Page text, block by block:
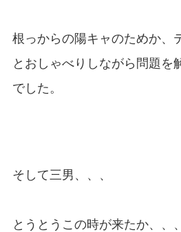
根っからの陽キャのためか、
とおしゃべりしながら問題を
でした。
そして三男、、、
とうとうこの時が来たか、、、